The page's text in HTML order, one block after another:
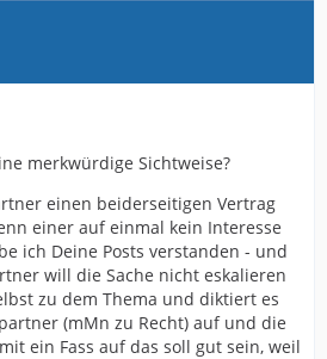
merkwürdige Sichtweise?
einen beiderseitigen Vertrag
einer auf einmal kein Interesse
ich Deine Posts verstanden - und
will die Sache nicht eskalieren
zu dem Thema und diktiert es
(mMn zu Recht) auf und die
ein Fass auf das soll gut sein, weil